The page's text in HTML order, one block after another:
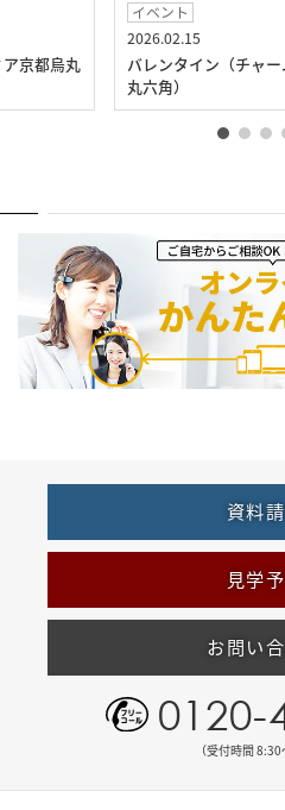
京都烏丸
イベント
2026.02.15
バレンタイン（チャ
丸六角）
資料
見学
お問い
0120-
（受付時間 8:30